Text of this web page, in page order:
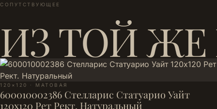
СОПУТСТВУЮЩЕЕ
ИЗ ТОЙ ЖЕ
120×120 · МАТОВАЯ
600010002386 Стелларис Статуарио Уайт
120х120 Рет Рект. Натуральный